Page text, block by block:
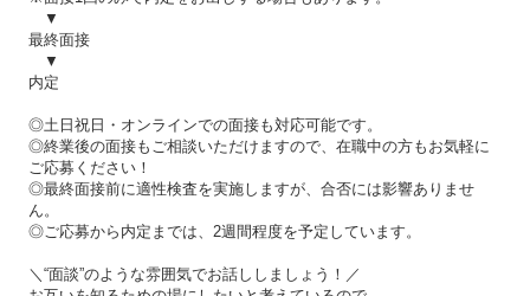
▼
最終面接
▼
内定
◎土日祝日・オンラインでの面接も対応可能です。
◎終業後の面接もご相談いただけますので、在職中の方もお気軽に
ご応募ください！
◎最終面接前に適性検査を実施しますが、合否には影響ありませ
ん。
◎ご応募から内定までは、2週間程度を予定しています。
＼“面談”のような雰囲気でお話ししましょう！／